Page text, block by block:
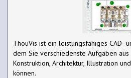
ThouVis ist ein leistungsfähiges CAD-
dem Sie verschiedenste Aufgaben aus
Konstruktion, Architektur, Illustration
können.